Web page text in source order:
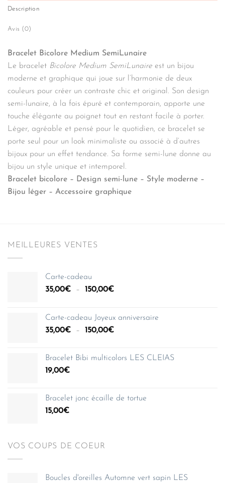
Description
Avis (0)
Bracelet Bicolore Medium SemiLunaire
Le bracelet Bicolore Medium SemiLunaire est un bijou
moderne et graphique qui joue sur l’harmonie de deux
couleurs pour créer un contraste chic et original. Son design
semi-lunaire, à la fois épuré et contemporain, apporte une
touche élégante au poignet tout en restant facile à porter.
Léger, agréable et pensé pour le quotidien, ce bracelet se
porte seul pour un look minimaliste ou associé à d’autres
bijoux pour un effet tendance. Sa forme semi-lune donne au
bijou un style unique et intemporel.
Bracelet bicolore – Design semi-lune – Style moderne –
Bijou léger – Accessoire graphique
MEILLEURES VENTES
Carte-cadeau
35,00€ – 150,00€Plage
35,00€
à
Carte-cadeau Joyeux anniversaire
35,00€ – 150,00€Plage
35,00€
Bracelet Bibi multicolors LES CLEIAS
19,00€
Bracelet jonc écaille de tortue
15,00€
VOS COUPS DE COEUR
Boucles d'oreilles Automne vert sapin LES